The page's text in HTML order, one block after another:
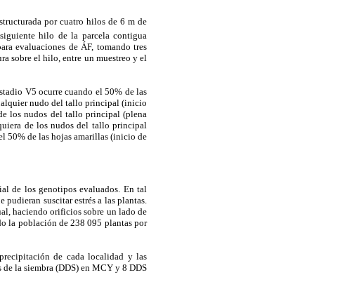
por cuatro hilos de 6 m de
hilo de la parcela contigua
evaluaciones de ÁF, tomando tres
sobre el hilo, entre un muestreo y el
V5 ocurre cuando el 50% de las
nudo del tallo principal (inicio
los nudos del tallo principal (plena
de los nudos del tallo principal
50% de las hojas amarillas (inicio de
de los genotipos evaluados. En tal
suscitar estrés a las plantas.
haciendo orificios sobre un lado de
la población de 238 .095 plantas por
de cada localidad y las
la siembra (DDS) en MCY y 8 DDS